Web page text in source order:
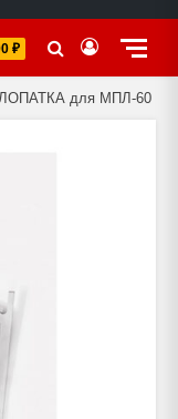
₽
для МПЛ-60